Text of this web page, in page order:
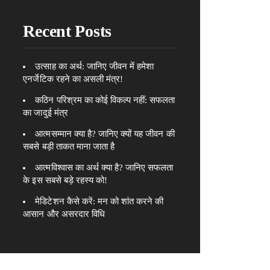
Recent Posts
उत्साह का अर्थ: जानिए जीवन में हमेशा
एनर्जेटिक रहने का असली मंत्र!
कठिन परिश्रम का कोई विकल्प नहीं: सफलता
का जादुई मंत्र
आत्मसम्मान क्या है? जानिए क्यों यह जीवन की
सबसे बड़ी ताकत माना जाता है
आत्मविश्वास का अर्थ क्या है? जानिए सफलता
के इस सबसे बड़े रहस्य को!
मेडिटेशन कैसे करें: मन को शांत करने की
आसान और असरदार विधि